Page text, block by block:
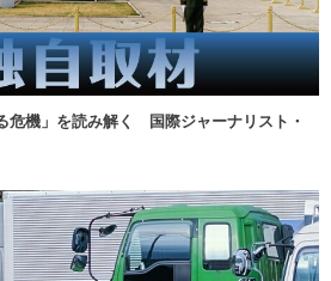
危機」を読み解く 国際ジャーナリスト・